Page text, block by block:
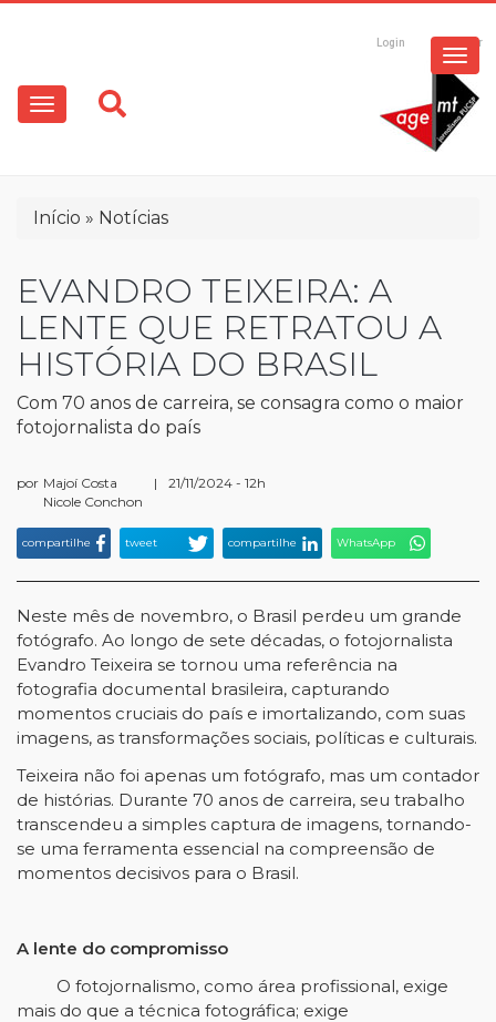
conteúdo
principal
Login Registrar
Main
navigation
Trilha
navegação
Início Notícias
EVANDRO TEIXEIRA: A
LENTE QUE RETRATOU A
HISTÓRIA DO BRASIL
Com 70 anos de carreira, se consagra como o maior
fotojornalista do país
por Majoí Costa
Nicole Conchon
| 21/11/2024 - 12h
compartilhe tweet compartilhe WhatsApp
Neste mês de novembro, o Brasil perdeu um grande
fotógrafo. Ao longo de sete décadas, o fotojornalista
Evandro Teixeira se tornou uma referência na
fotografia documental brasileira, capturando
momentos cruciais do país e imortalizando, com suas
imagens, as transformações sociais, políticas e culturais.
Teixeira não foi apenas um fotógrafo, mas um contador
de histórias. Durante 70 anos de carreira, seu trabalho
transcendeu a simples captura de imagens, tornando-
se uma ferramenta essencial na compreensão de
momentos decisivos para o Brasil.
A lente do compromisso
O fotojornalismo, como área profissional, exige
mais do que a técnica fotográfica; exige